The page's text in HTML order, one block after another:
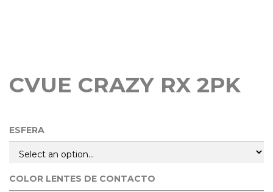
CVUE CRAZY RX 2PK
ESFERA
COLOR LENTES DE CONTACTO